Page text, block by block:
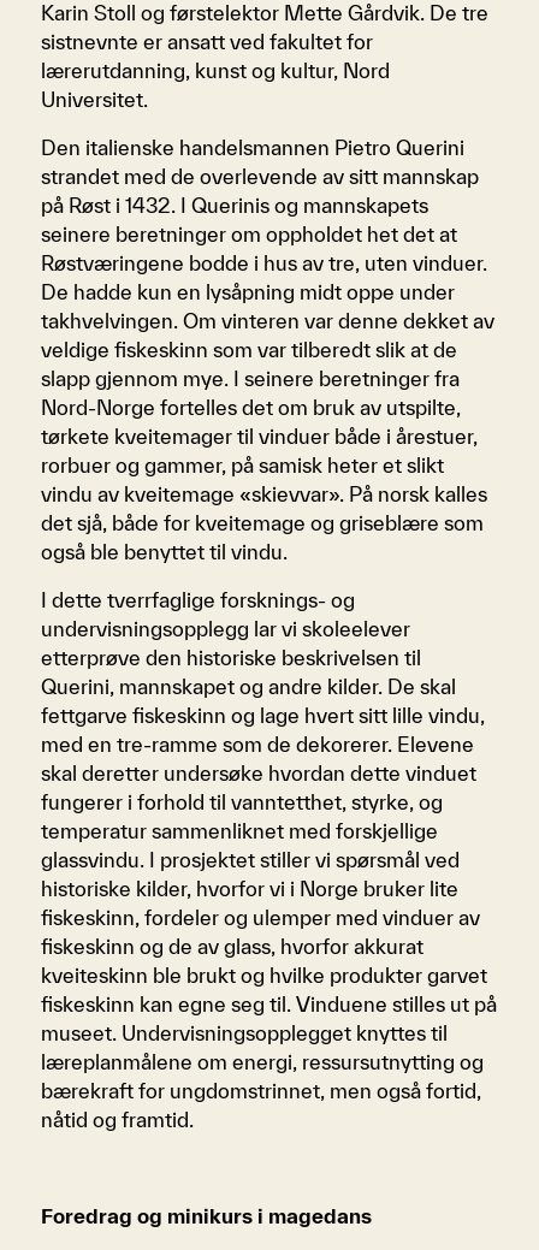
Karin Stoll og førstelektor Mette Gårdvik. De tre
sistnevnte er ansatt ved fakultet for
lærerutdanning, kunst og kultur, Nord
Universitet.
Den italienske handelsmannen Pietro Querini
strandet med de overlevende av sitt mannskap
på Røst i 1432. I Querinis og mannskapets
seinere beretninger om oppholdet het det at
Røstværingene bodde i hus av tre, uten vinduer.
De hadde kun en lysåpning midt oppe under
takhvelvingen. Om vinteren var denne dekket av
veldige fiskeskinn som var tilberedt slik at de
slapp gjennom mye. I seinere beretninger fra
Nord-Norge fortelles det om bruk av utspilte,
tørkete kveitemager til vinduer både i årestuer,
rorbuer og gammer, på samisk heter et slikt
vindu av kveitemage «skievvar». På norsk kalles
det sjå, både for kveitemage og griseblære som
også ble benyttet til vindu.
I dette tverrfaglige forsknings- og
undervisningsopplegg lar vi skoleelever
etterprøve den historiske beskrivelsen til
Querini, mannskapet og andre kilder. De skal
fettgarve fiskeskinn og lage hvert sitt lille vindu,
med en tre-ramme som de dekorerer. Elevene
skal deretter undersøke hvordan dette vinduet
fungerer i forhold til vanntetthet, styrke, og
temperatur sammenliknet med forskjellige
glassvindu. I prosjektet stiller vi spørsmål ved
historiske kilder, hvorfor vi i Norge bruker lite
fiskeskinn, fordeler og ulemper med vinduer av
fiskeskinn og de av glass, hvorfor akkurat
kveiteskinn ble brukt og hvilke produkter garvet
fiskeskinn kan egne seg til. Vinduene stilles ut på
museet. Undervisningsopplegget knyttes til
læreplanmålene om energi, ressursutnytting og
bærekraft for ungdomstrinnet, men også fortid,
nåtid og framtid.
Foredrag og minikurs i magedans